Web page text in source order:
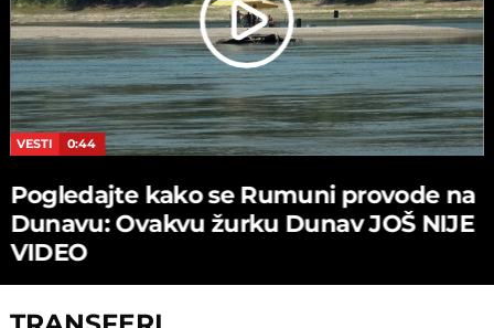
VESTI 0:44
Pogledajte kako se Rumuni provode na
Dunavu: Ovakvu žurku Dunav JOŠ NIJE
VIDEO